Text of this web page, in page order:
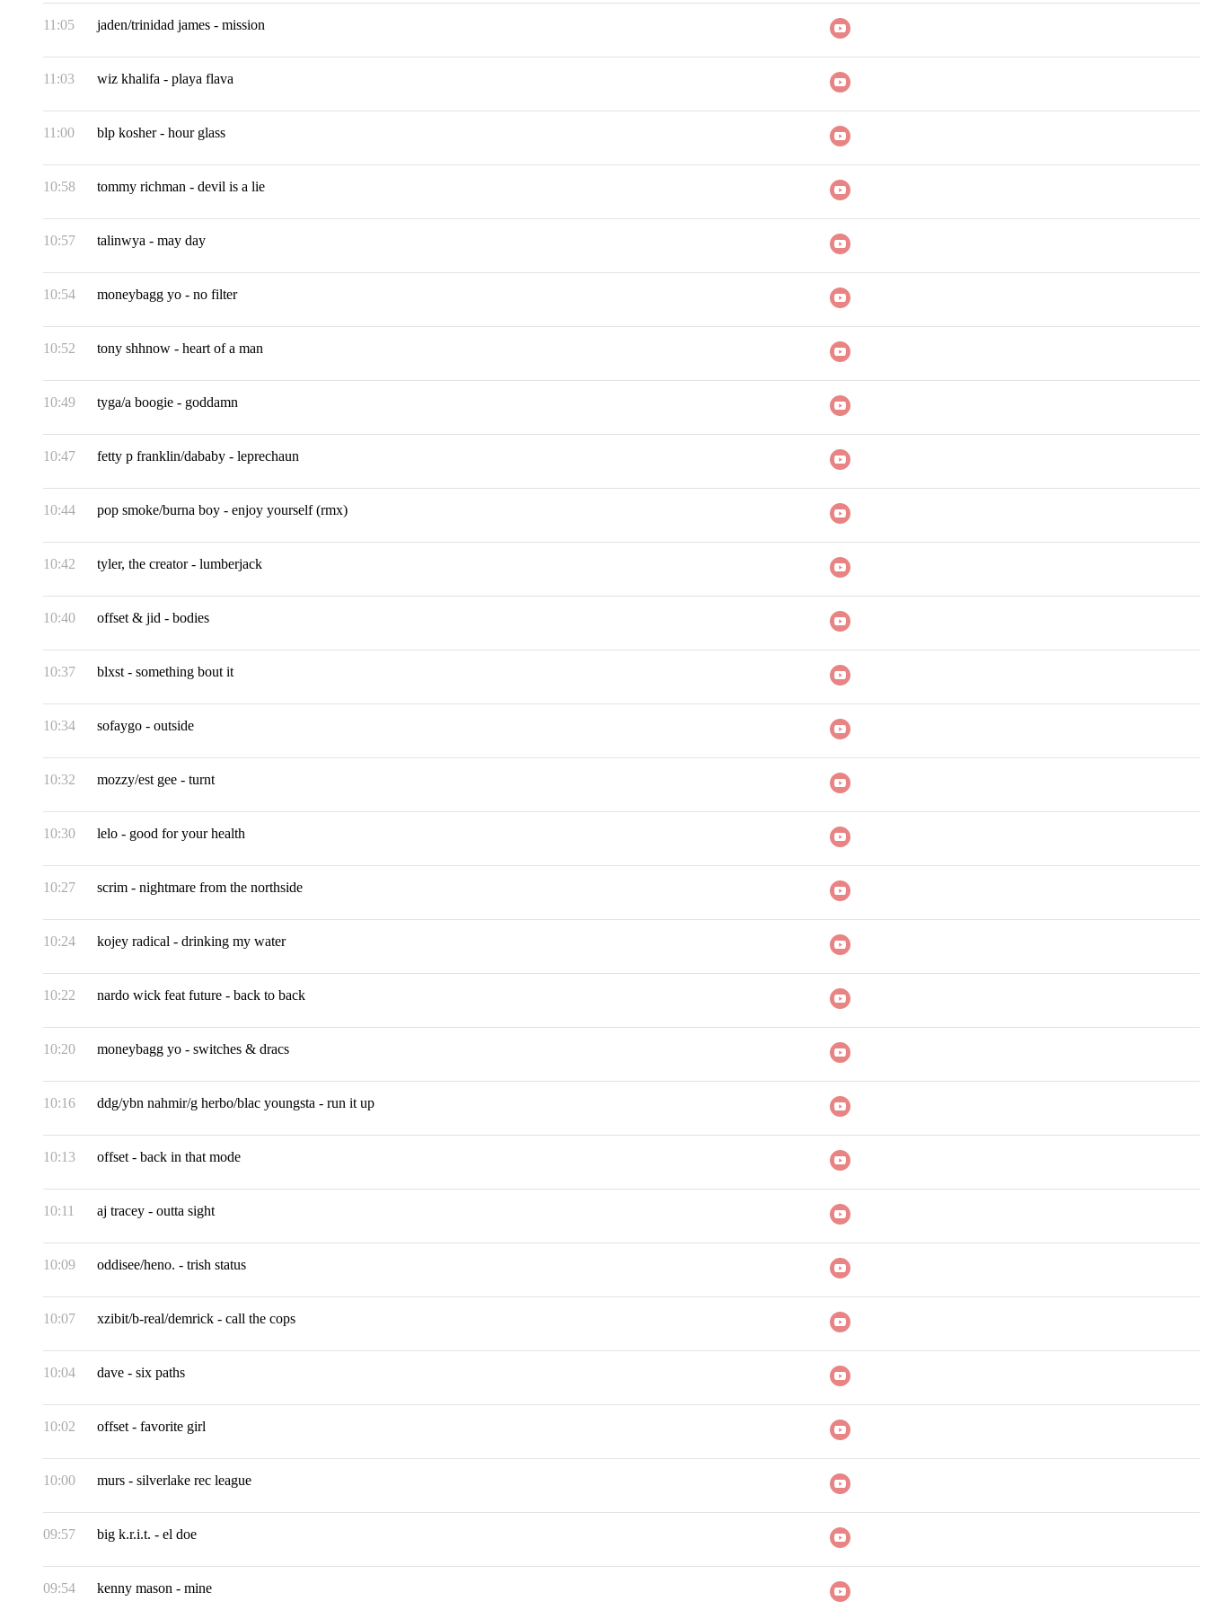
11:05 jaden/trinidad james - mission
11:03 wiz khalifa - playa flava
11:00 blp kosher- hour glass
10:58 tommy richman - devil is a lie
10:57 talinwya - may day
10:54 moneybagg yo - no filter
10:52 tony shhnow - heart of a man
10:49 tyga/a boogie - goddamn
10:47 fetty p franklin/dababy - leprechaun
10:44 pop smoke/burna boy - enjoy yourself (rmx)
10:42 tyler, the creator- lumberjack
10:40 offset & jid - bodies
10:37 blxst - something bout it
10:34 sofaygo - outside
10:32 mozzy/est gee - turnt
10:30 lelo - good for your health
10:27 scrim - nightmare from the northside
10:24 kojey radical - drinking my water
10:22 nardo wick feat future - back to back
10:20 moneybagg yo - switches & dracs
10:16 ddg/ybn nahmir/g herbo/blac youngsta - run it up
10:13 offset - back in that mode
10:11 aj tracey - outta sight
10:09 oddisee/heno. - trish status
10:07 xzibit/b-real/demrick - call the cops
10:04 dave - six paths
10:02 offset - favorite girl
10:00 murs - silverlake rec league
09:57 big k.r.i.t. - el doe
09:54 kenny mason - mine